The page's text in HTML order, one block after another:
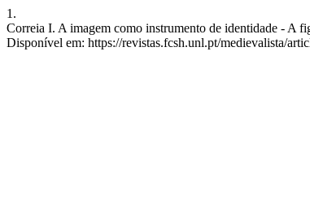
1.
Correia I. A imagem como instrumento de identidade - A
Disponível em: https://revistas.fcsh.unl.pt/medievalista/